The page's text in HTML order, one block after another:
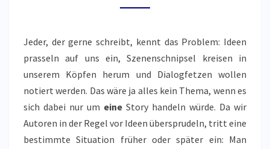
Jeder, der gerne schreibt, kennt das Problem: Ideen
prasseln auf uns ein, Szenenschnipsel kreisen in
unserem Köpfen herum und Dialogfetzen wollen
notiert werden. Das wäre ja alles kein Thema, wenn es
sich dabei nur um eine Story handeln würde. Da wir
Autoren in der Regel vor Ideen übersprudeln, tritt eine
bestimmte Situation früher oder später ein: Man